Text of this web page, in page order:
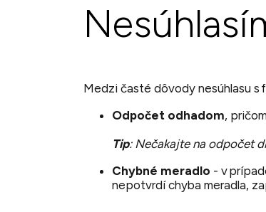
Medzi časté dôvody nesúhlasu s
Odpočet odhadom,
Tip: Nečakajte na odpočet
Chybné meradlo - v
nepotvrdí chyba meradla,